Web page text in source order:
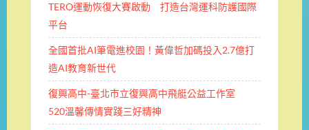
TERO運動恢復大賽啟動 打造台灣運科防護國際
平台
全國首批AI筆電進校園！黃偉哲加碼投入2.7億打
造AI教育新世代
復興高中-臺北市立復興高中飛艇公益工作室
520溫馨傳情實踐三好精神